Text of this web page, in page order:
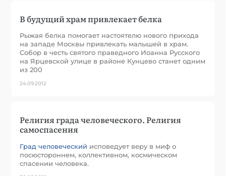
В будущий храм привлекает белка
Рыжая белка помогает настоятелю нового прихода
на западе Москвы привлекать малышей в храм.
Собор в честь святого праведного Иоанна Русского
на Ярцевской улице в районе Кунцево станет одним
из 200
24.09.2012
Религия града человеческого. Религия
самоспасения
Град человеческий исповедует веру в миф о
посюстороннем, коллективном, космическом
спасении человека.